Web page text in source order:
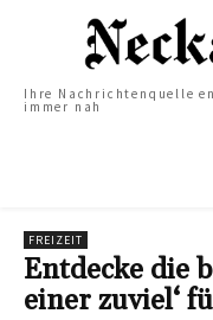
Ihre Nachrichtenquelle
immer nah
FREIZEIT
Entdecke die
einer zuviel‘